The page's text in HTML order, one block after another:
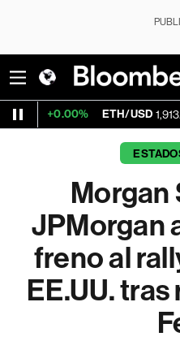
ETH/USD 1,913.545 -
Morgan
JPMorgan
freno al
EE.UU.